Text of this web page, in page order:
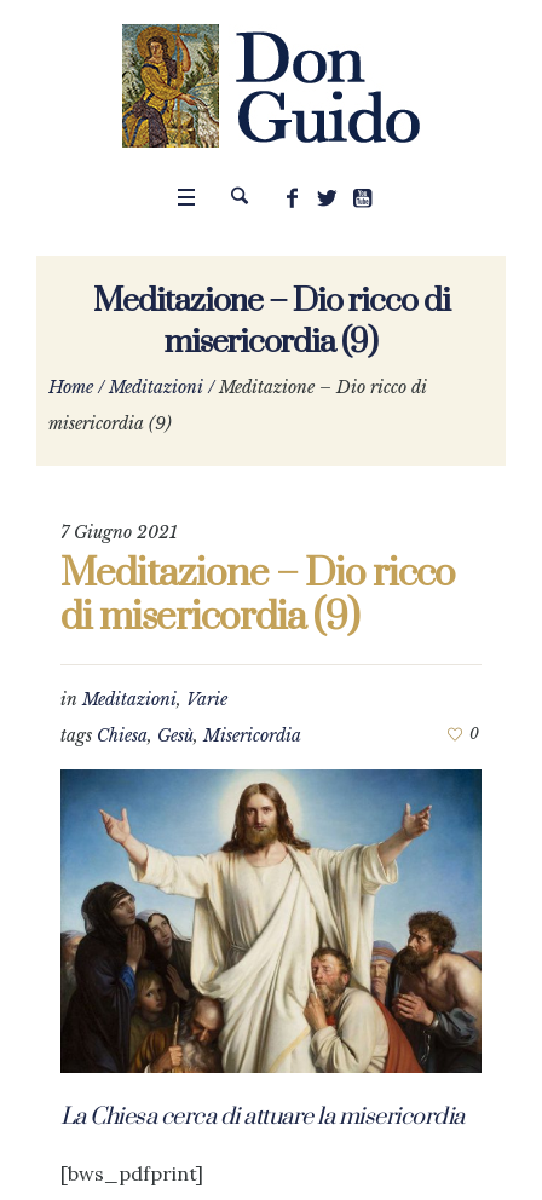
Meditazione – Dio ricco di
misericordia (9)
Home /Meditazioni /Meditazione – Dio ricco di
misericordia (9)
7 Giugno 2021
Meditazione – Dio ricco
di misericordia (9)
inMeditazioni, Varie
tags Chiesa, Gesù,Misericordia 0
La Chiesa cerca di attuare la misericordia
[bws_pdfprint]